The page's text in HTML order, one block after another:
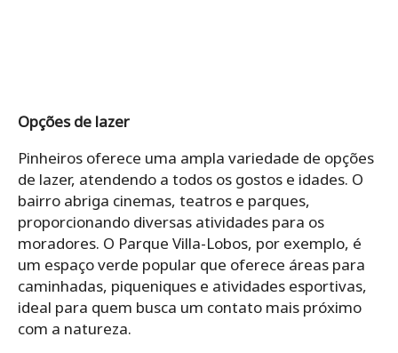
Opções de lazer
Pinheiros oferece uma ampla variedade de opções
de lazer, atendendo a todos os gostos e idades. O
bairro abriga cinemas, teatros e parques,
proporcionando diversas atividades para os
moradores. O Parque Villa-Lobos, por exemplo, é
um espaço verde popular que oferece áreas para
caminhadas, piqueniques e atividades esportivas,
ideal para quem busca um contato mais próximo
com a natureza.